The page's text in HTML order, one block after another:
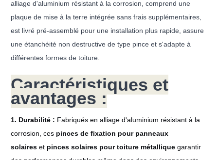
alliage d'aluminium résistant à la corrosion, comprend une
plaque de mise à la terre intégrée sans frais supplémentaires,
est livré pré-assemblé pour une installation plus rapide, assure
une étanchéité non destructive de type pince et s'adapte à
différentes formes de toiture.
Caractéristiques et
avantages :
1. Durabilité : Fabriqués en alliage d'aluminium résistant à la
corrosion, ces pinces de fixation pour panneaux
solaires et pinces solaires pour toiture métallique garantir